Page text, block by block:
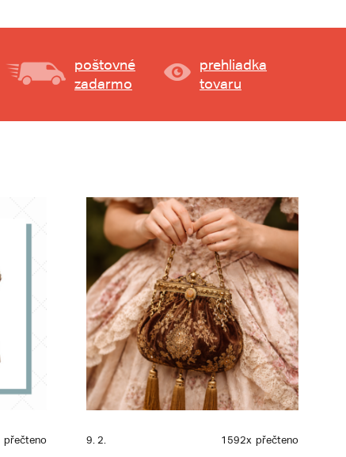
poštovné
zadarmo
prehliadka
tovaru
přečteno 9. 2. 1592x přečteno